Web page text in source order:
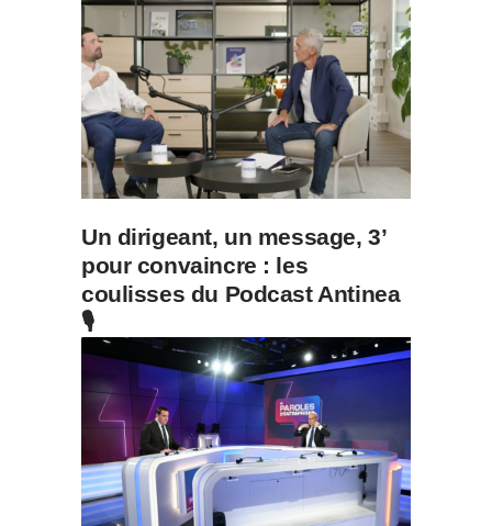
Un dirigeant, un message, 3’
pour convaincre : les
coulisses du Podcast Antinea
🎙️